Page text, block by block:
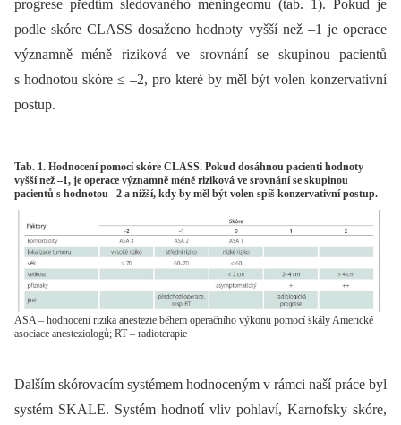
progrese předtím sledovaného meningeomu (tab. 1). Pokud je
podle skóre CLASS dosaženo hodnoty vyšší než –1 je operace
významně méně riziková ve srovnání se skupinou pacientů
s hodnotou skóre ≤ –2, pro které by měl být volen konzervativní
postup.
Tab. 1. Hodnocení pomocí skóre CLASS. Pokud dosáhnou pacienti hodnoty
vyšší než –1, je operace významně méně riziková ve srovnání se skupinou
pacientů s hodnotou –2 a nižší, kdy by měl být volen spíš konzervativní postup.
ASA – hodnocení rizika anestezie během operačního výkonu pomocí škály Americké
asociace anesteziologů; RT – radioterapie
Dalším skórovacím systémem hodnoceným v rámci naší práce byl
systém SKALE. Systém hodnotí vliv pohlaví, Karnofsky skóre,